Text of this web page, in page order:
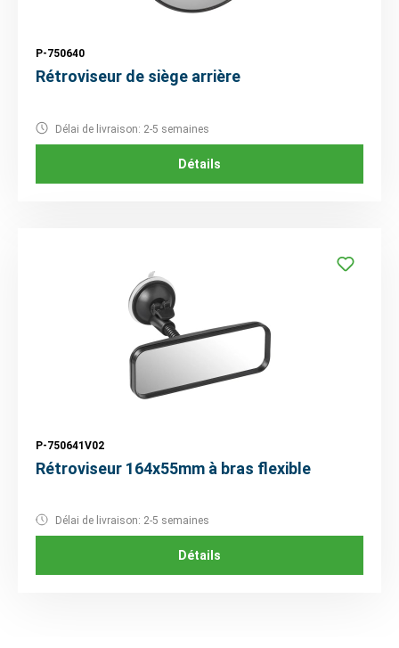
P-750640
Rétroviseur de siège arrière
Délai de livraison: 2-5 semaines
Détails
P-750641V02
Rétroviseur 164x55mm à bras flexible
Délai de livraison: 2-5 semaines
Détails